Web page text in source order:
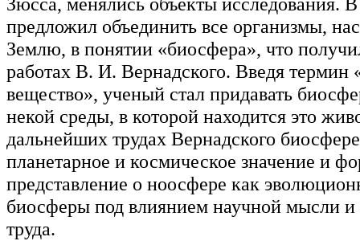
предложил объединить все организмы,
Землю, в понятии «биосфера», что
работах В. И. Вернадского. Введя термин
вещество», ученый стал придавать
некой среды, в которой находится это
дальнейших трудах Вернадского
планетарное и космическое значение и
представление о ноосфере как
биосферы под влиянием научной мысли и
труда.